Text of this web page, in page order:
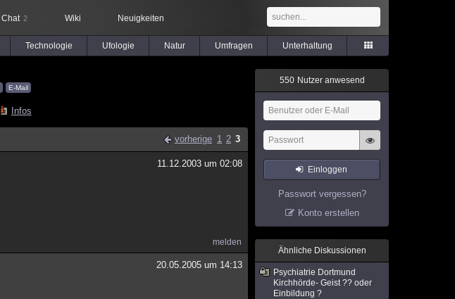
Chat 2 Wiki Neuigkeiten
Technologie Ufologie Natur Umfragen Unterhaltung
E-Mail
Infos
vorherige 1 2 3
11.12.2003 um 02:08
melden
20.05.2005 um 14:13
550 Nutzer anwesend
Einloggen
Passwort vergessen?
Konto erstellen
Ähnliche Diskussionen
Psychiatrie Dortmund
Kirchhörde- Geist ?? oder
Einbildung ?